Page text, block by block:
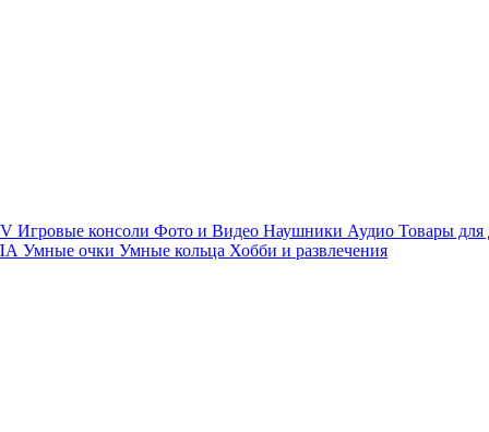
Игровые консоли Фото и Видео Наушники Аудио Товары для
Умные очки Умные кольца Хобби и развлечения